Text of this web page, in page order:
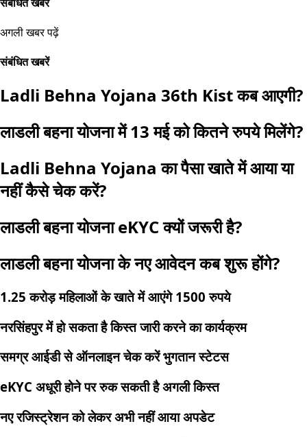
अगली खबर पढ़ें
संबंधित खबरें
Ladli Behna Yojana 36th Kist कब आएगी?
लाडली बहना योजना में 13 मई को कितने रुपये मिलेंगे?
Ladli Behna Yojana का पैसा खाते में आया या
नहीं कैसे चेक करें?
लाडली बहना योजना eKYC क्यों जरूरी है?
लाडली बहना योजना के नए आवेदन कब शुरू होंगे?
1.25 करोड़ महिलाओं के खाते में आएंगे 1500 रुपये
नरसिंहपुर में हो सकता है किस्त जारी करने का कार्यक्रम
समग्र आईडी से ऑनलाइन चेक करें भुगतान स्टेटस
eKYC अधूरी होने पर रुक सकती है अगली किस्त
नए रजिस्ट्रेशन को लेकर अभी नहीं आया अपडेट